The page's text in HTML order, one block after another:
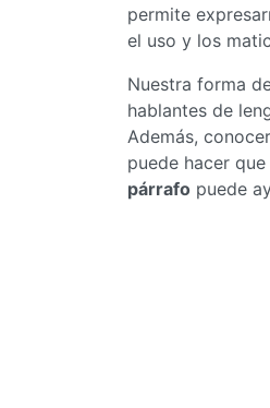
permite
el uso y los
Nuestra forma
hablantes de
Además,
puede hacer
párrafo puede